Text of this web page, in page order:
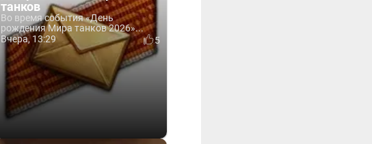
танков
Во время события «День
рождения Мира танков 2026»...
Вчера, 13:29
5